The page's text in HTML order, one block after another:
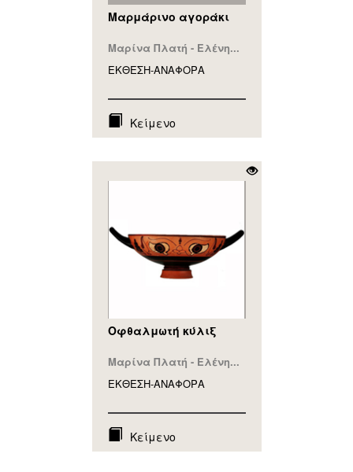
Μαρμάρινο αγοράκι
Μαρίνα Πλατή - Ελένη...
ΕΚΘΕΣΗ-ΑΝΑΦΟΡA
Κείμενο
Οφθαλμωτή κύλιξ
Μαρίνα Πλατή - Ελένη...
ΕΚΘΕΣΗ-ΑΝΑΦΟΡA
Κείμενο